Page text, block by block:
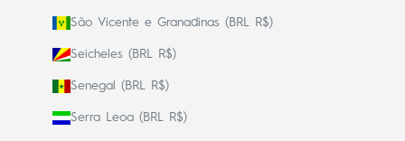
São Vicente e Granadinas (BRL R$)
Seicheles (BRL R$)
Senegal (BRL R$)
Serra Leoa (BRL R$)